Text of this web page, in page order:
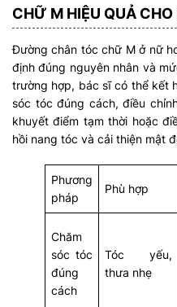
CHỮ M HIỆU QUẢ
Đường chân tóc chữ M ở nữ
định đúng nguyên nhân và
trường hợp, bác sĩ có thể kết
sóc tóc đúng cách, điều
khuyết điểm tạm thời hoặc
hồi nang tóc và cải thiện mật
Phương
pháp
Phù hợp
Chăm
sóc tóc
đúng
cách
Tóc yếu,
thưa nhẹ